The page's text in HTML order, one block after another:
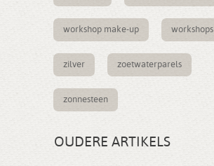
workshop make-up workshops
zilver zoetwaterparels
zonnesteen
OUDERE ARTIKELS